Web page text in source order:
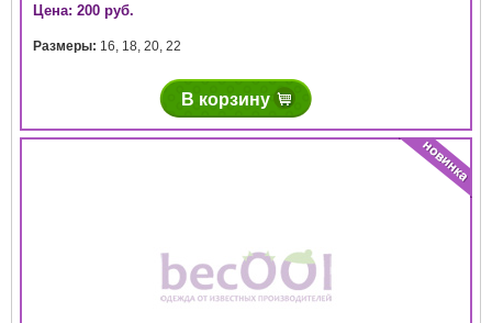
Цена: 200 руб.
Размеры: 16, 18, 20, 22
В корзину